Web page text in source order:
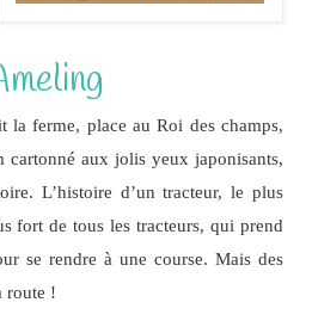
la ferme, place au Roi des champs,
cartonné aux jolis yeux japonisants,
L’histoire d’un tracteur, le plus
fort de tous les tracteurs, qui prend
se rendre à une course. Mais des
route !